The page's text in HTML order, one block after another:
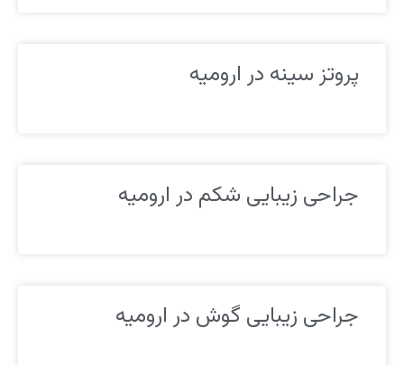
پروتز سینه در ارومیه
جراحی زیبایی شکم در ارومیه
جراحی زیبایی گوش در ارومیه